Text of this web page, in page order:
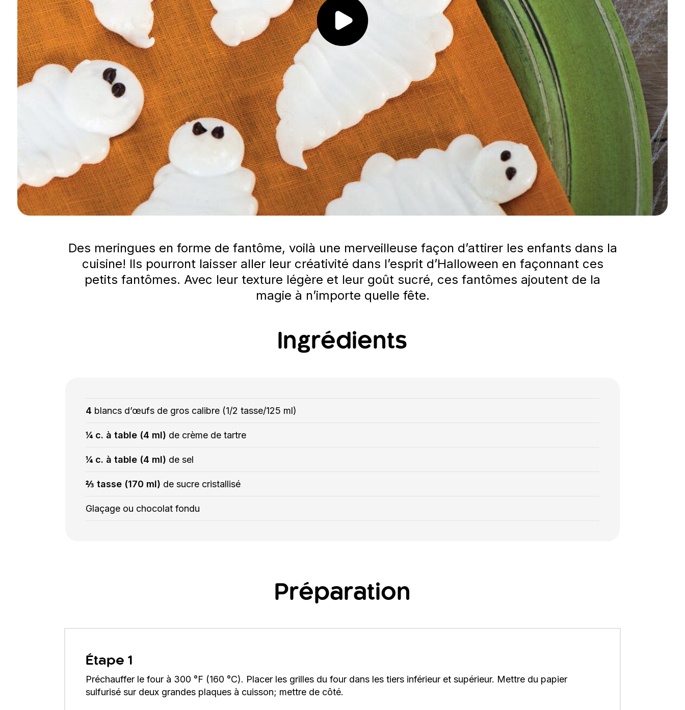
Des meringues en forme de fantôme, voilà une merveilleuse façon d’attirer les enfants dans la
cuisine! Ils pourront laisser aller leur créativité dans l’esprit d’Halloween en façonnant ces
petits fantômes. Avec leur texture légère et leur goût sucré, ces fantômes ajoutent de la
magie à n’importe quelle fête.
Ingrédients
4 blancs d’œufs de gros calibre (1/2 tasse/125 ml)
¼ c. à table (4 ml) de crème de tartre
¼ c. à table (4 ml) de sel
⅔ tasse (170 ml) de sucre cristallisé
Glaçage ou chocolat fondu
Préparation
Étape 1
Préchauffer le four à 300 °F (160 °C). Placer les grilles du four dans les tiers inférieur et supérieur. Mettre du papier
sulfurisé sur deux grandes plaques à cuisson; mettre de côté.